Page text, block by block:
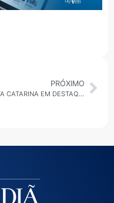
PRÓXIMO
SANTA CATARINA EM DESTAQUE: CLIMA FRIO NA SERRA, INÍCIO DA VACINAÇÃO CONTRA H1N1 E IMPULSO ECONÔMICO NO PORTO DE ITAJAÍ